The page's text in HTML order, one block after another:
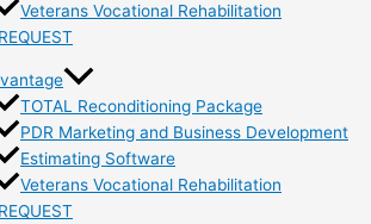
Veterans Vocational Rehabilitation
TOTAL Reconditioning Package
PDR Marketing and Business Development
Estimating Software
Veterans Vocational Rehabilitation